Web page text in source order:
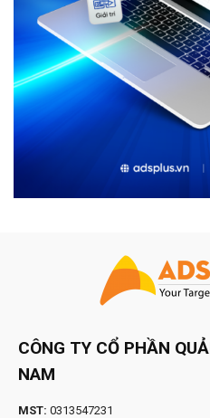
CÔNG TY CỔ PHẦN
NAM
MST: 0313547231